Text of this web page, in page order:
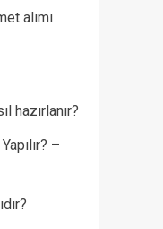
alımı
hazırlanır?
–